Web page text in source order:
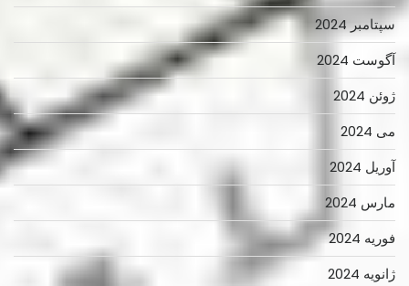
سپتامبر 2024
آگوست 2024
ژوئن 2024
می 2024
آوریل 2024
مارس 2024
فوریه 2024
ژانویه 2024